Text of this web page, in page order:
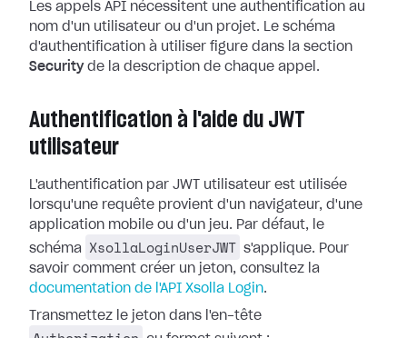
Les appels API nécessitent une authentification au
nom d'un utilisateur ou d'un projet. Le schéma
d'authentification à utiliser figure dans la section
Securityde la description de chaque appel.
Authentification à l'aide du JWT
utilisateur
L'authentification par JWT utilisateur est utilisée
lorsqu'une requête provient d'un navigateur, d'une
application mobile ou d'un jeu. Par défaut, le
schéma
XsollaLoginUserJWT s'applique. Pour
savoir comment créer un jeton, consultez la
documentation de l'API Xsolla Login.
Transmettez le jeton dans l'en-tête